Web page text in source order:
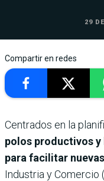
29
Compartir en redes
Centrados en la
polos productivos
para facilitar
Industria y Comercio